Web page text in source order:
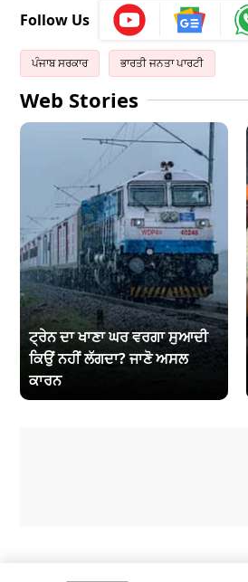
Follow Us
ਪੰਜਾਬ ਸਰਕਾਰ ਭਾਰਤੀ ਜਨਤਾ ਪਾਰਟੀ
Web Stories
ਟ੍ਰੇਨ ਦਾ ਖਾਣਾ ਘਰ ਵਰਗਾ ਸੁਆਦੀ
ਕਿਉਂ ਨਹੀਂ ਲੱਗਦਾ? ਜਾਣੋ ਅਸਲ
ਕਾਰਨ